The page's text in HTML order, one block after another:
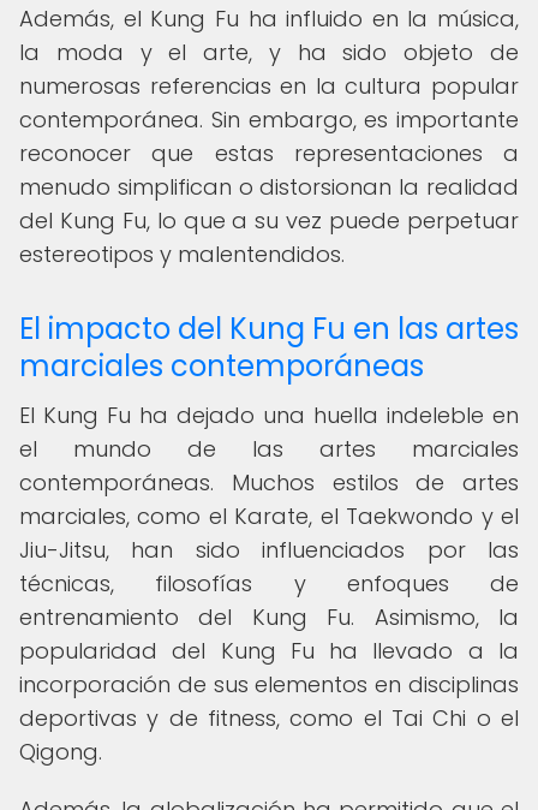
Además, el Kung Fu ha influido en la música,
la moda y el arte, y ha sido objeto de
numerosas referencias en la cultura popular
contemporánea. Sin embargo, es importante
reconocer que estas representaciones a
menudo simplifican o distorsionan la realidad
del Kung Fu, lo que a su vez puede perpetuar
estereotipos y malentendidos.
El impacto del Kung Fu en las artes
marciales contemporáneas
El Kung Fu ha dejado una huella indeleble en
el mundo de las artes marciales
contemporáneas. Muchos estilos de artes
marciales, como el Karate, el Taekwondo y el
Jiu-Jitsu, han sido influenciados por las
técnicas, filosofías y enfoques de
entrenamiento del Kung Fu. Asimismo, la
popularidad del Kung Fu ha llevado a la
incorporación de sus elementos en disciplinas
deportivas y de fitness, como el Tai Chi o el
Qigong.